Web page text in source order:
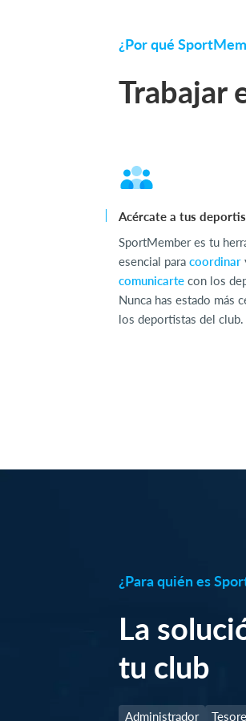
¿Por qué
Trabajar
Acércate a tus
SportMember es tu
esencial para coordinar
comunicarte con los
Nunca has estado más
los deportistas del club.
¿Para quién es
La
tu club
Administrador